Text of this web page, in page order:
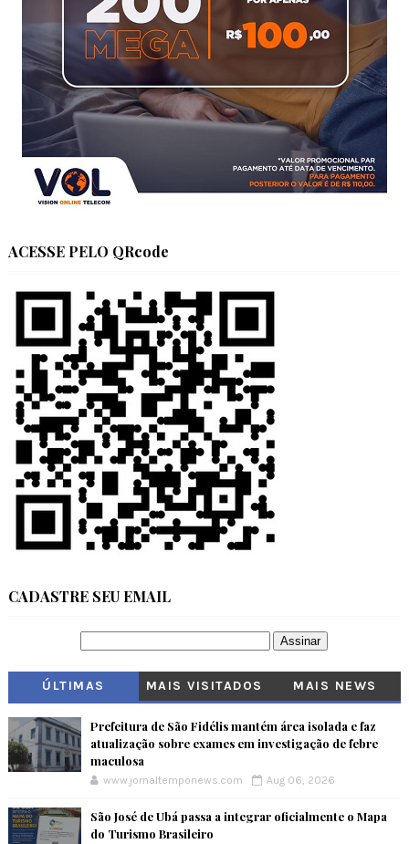
ACESSE PELO QRcode
CADASTRE SEU EMAIL
ÚLTIMAS MAIS VISITADOS MAIS NEWS
Prefeitura de São Fidélis mantém área isolada e faz
atualização sobre exames em investigação de febre
maculosa
www.jornaltemponews.com Aug 06, 2026
São José de Ubá passa a integrar oficialmente o Mapa
do Turismo Brasileiro